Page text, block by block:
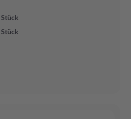
Stück
Stück